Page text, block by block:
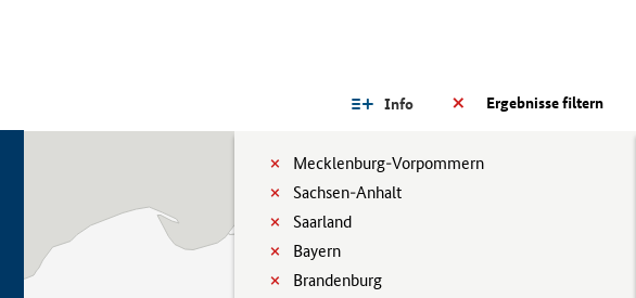
Ergebnisse filtern
Info
Mecklenburg-Vorpommern
Sachsen-Anhalt
Saarland
Bayern
Brandenburg